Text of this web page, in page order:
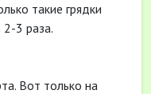
такие грядки
3 раза.
Вот только на